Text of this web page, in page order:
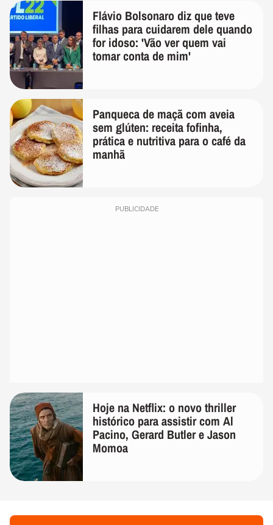
Flávio Bolsonaro diz que teve
filhas para cuidarem dele quando
for idoso: 'Vão ver quem vai
tomar conta de mim'
Panqueca de maçã com aveia
sem glúten: receita fofinha,
prática e nutritiva para o café da
manhã
PUBLICIDADE
Hoje na Netflix: o novo thriller
histórico para assistir com Al
Pacino, Gerard Butler e Jason
Momoa